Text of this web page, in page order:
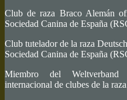
Club de raza Braco Alemán
Sociedad Canina de España
Club tutelador de la raza
Sociedad Canina de España
Miembro del Weltverband
internacional de clubes de la